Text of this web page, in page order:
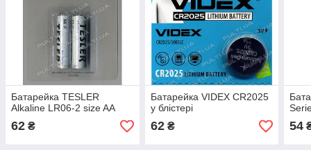
Батарейка TESLER
Alkaline LR06-2 size AA
62 ₴
Батарейка VIDEX CR2025
у блістері
62₴ 54